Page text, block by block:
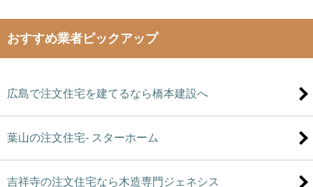
おすすめ業者ピックアップ
広島で注文住宅を建てるなら橋本建設へ
葉山の注文住宅- スターホーム
吉祥寺の注文住宅なら木造専門ジェネシス